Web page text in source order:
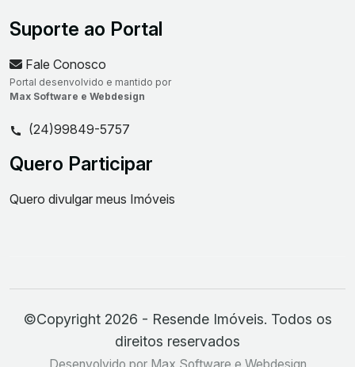
Suporte ao Portal
Fale Conosco
Portal desenvolvido e mantido por
Max Software e Webdesign
(24)99849-5757
Quero Participar
Quero divulgar meus Imóveis
©Copyright 2026 - Resende Imóveis. Todos os
direitos reservados